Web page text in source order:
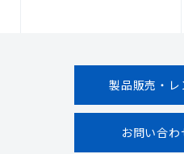
RECRUIT製品販売・
お問い合